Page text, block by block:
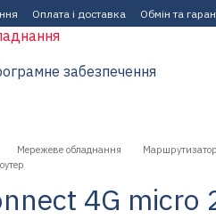
Оплата і доставка Обмін та
забезпечення
Мережеве обладнання Маршрутизатор
4G micro